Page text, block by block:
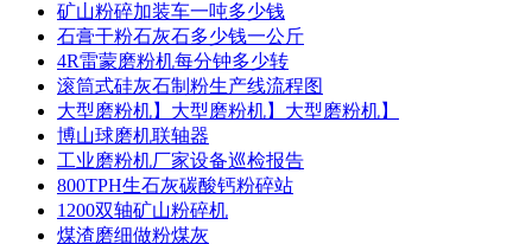
矿山粉碎加装车一吨多少钱
石膏干粉石灰石多少钱一公斤
4R雷蒙磨粉机每分钟多少转
滚筒式硅灰石制粉生产线流程图
大型磨粉机】大型磨粉机】大型磨粉机】
博山球磨机联轴器
工业磨粉机厂家设备巡检报告
800TPH生石灰碳酸钙粉碎站
1200双轴矿山粉碎机
煤渣磨细做粉煤灰